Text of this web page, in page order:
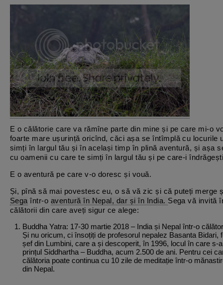
E o călătorie care va rămîne parte din mine și pe care mi-o
foarte mare ușurință oricînd, căci așa se întîmplă cu locurile
simți în largul tău și în același timp în plină aventură, și așa
cu oamenii cu care te simți în largul tău și pe care-i
E o aventură pe care v-o doresc și vouă.
Și, pînă să mai povestesc eu, o să vă zic și că puteți merge
Sega într-o aventură în Nepal, dar și în India. Sega vă invită
călătorii din care aveți sigur ce alege:
Buddha Yatra: 17-30 martie 2018 – India și Nepal într-o
Și nu oricum, ci însoțiți de profesorul nepalez Basanta Bidari,
șef din Lumbini, care a și descoperit, în 1996, locul în care s-
prințul Siddhartha – Buddha, acum 2.500 de ani. Pentru cei
călătoria poate continua cu 10 zile de meditație într-o
din Nepal.